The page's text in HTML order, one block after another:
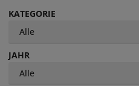
KATEGORIE
JAHR